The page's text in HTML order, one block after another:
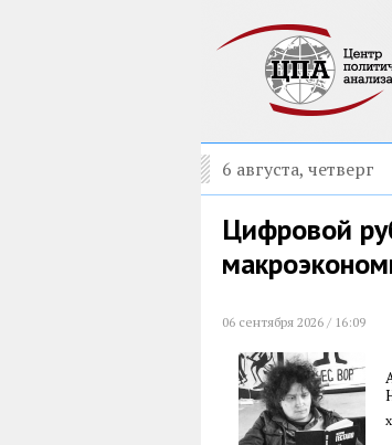
6 августа, четверг
Цифровой
06 сентября 2026 / 16:09